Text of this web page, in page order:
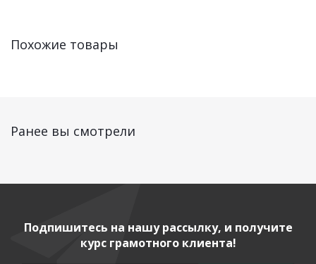
Похожие товары
Ранее вы смотрели
Подпишитесь на нашу рассылку, и получите
курс грамотного клиента!